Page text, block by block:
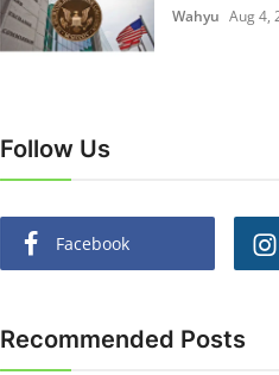
Wahyu Aug 4,
Follow Us
Facebook
Recommended Posts